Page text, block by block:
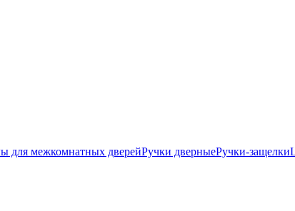
для межкомнатных дверейРучки дверныеРучки-защелки